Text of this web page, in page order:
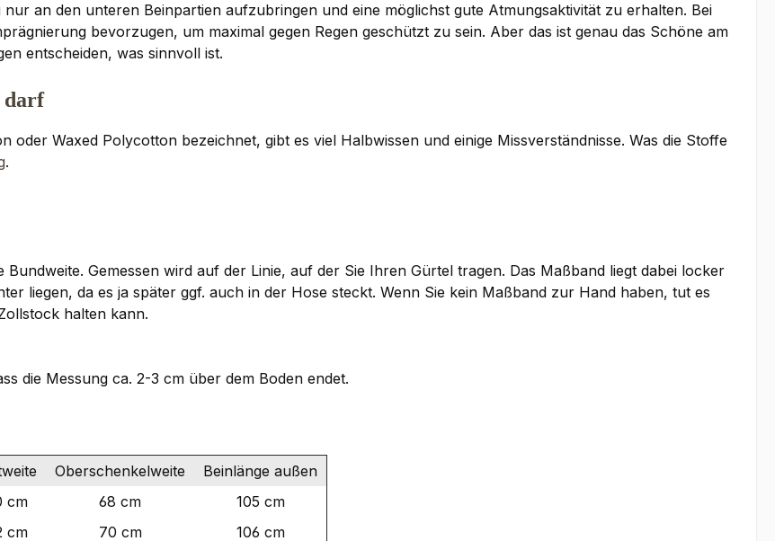
an den unteren Beinpartien aufzubringen und eine möglichst gute Atmungsaktivität zu erhalten. Bei
bevorzugen, um maximal gegen Regen geschützt zu sein. Aber das ist genau das Schöne am
entscheiden, was sinnvoll ist.
darf
Waxed Polycotton bezeichnet, gibt es viel Halbwissen und einige Missverständnisse. Was die Stoffe
.
Gemessen wird auf der Linie, auf der Sie Ihren Gürtel tragen. Das Maßband liegt dabei locker
liegen, da es ja später ggf. auch in der Hose steckt. Wenn Sie kein Maßband zur Hand haben, tut es
halten kann.
die Messung ca. 2-3 cm über dem Boden endet.
Oberschenkelweite
Beinlänge außen
cm 68 cm
105 cm
cm 70 cm 106 cm